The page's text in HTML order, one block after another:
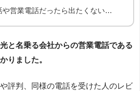
や営業電話だったら出たくない…
光と名乗る会社からの営業電話である
りました。
評判、同様の電話を受けた人のレビ